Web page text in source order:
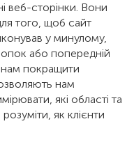
веб-сторінки. Вони
того, щоб сайт
у минулому,
або попередній
покращити
нам
які області та
як клієнти